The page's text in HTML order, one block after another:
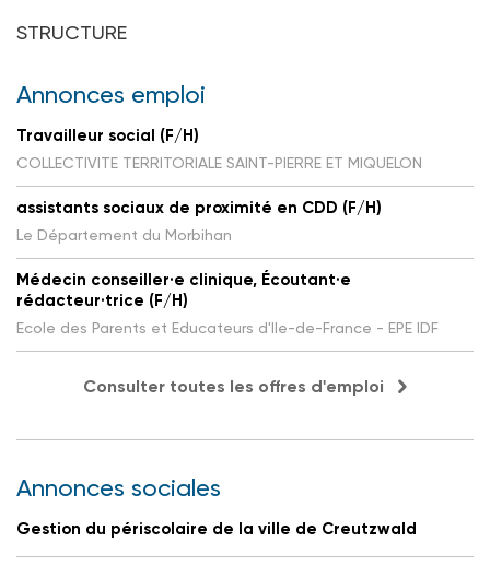
STRUCTURE
Annonces emploi
Travailleur social (F/H)
COLLECTIVITE TERRITORIALE SAINT-PIERRE ET MIQUELON
assistants sociaux de proximité en CDD (F/H)
Le Département du Morbihan
Médecin conseiller·e clinique, Écoutant·e
rédacteur·trice (F/H)
Ecole des Parents et Educateurs d'Ile-de-France - EPE IDF
Consulter toutes les offres d'emploi
Annonces sociales
Gestion du périscolaire de la ville de Creutzwald